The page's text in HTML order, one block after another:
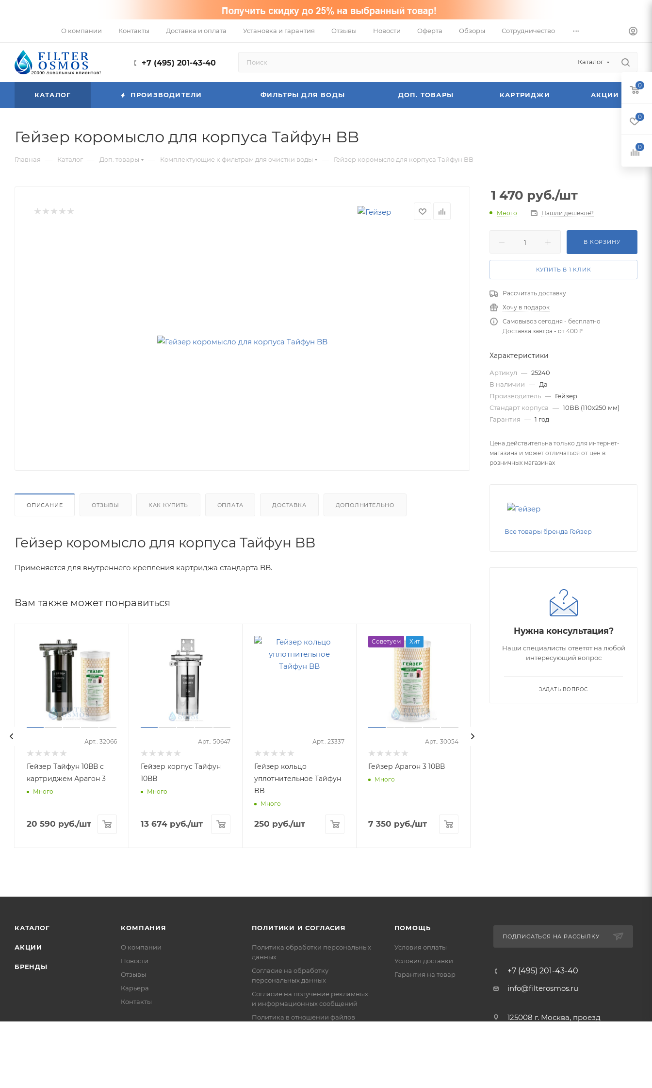
О компании Контакты Доставка и оплата Установка и гарантия Отзывы Новости Оферта Обзоры Сотрудничество ...
+7 (495) 201-43-40 Каталог
КАТАЛОГ ПРОИЗВОДИТЕЛИ ФИЛЬТРЫ ДЛЯ ВОДЫ ДОП. ТОВАРЫ КАРТРИДЖИ АКЦИИ
Гейзер коромысло для корпуса Тайфун BB
Главная — Каталог — Доп. товары — Комплектующие к фильтрам для очистки воды — Гейзер коромысло для корпуса Тайфун BB
ОПИСАНИЕ ОТЗЫВЫ КАК КУПИТЬ ОПЛАТА ДОСТАВКА ДОПОЛНИТЕЛЬНО
Гейзер коромысло для корпуса Тайфун BB
Применяется для внутреннего крепления картриджа стандарта BB.
Вам также может понравиться
Арт.: 32066
Гейзер Тайфун 10ВВ с
картриджем Арагон 3
Много
20 590 руб./шт
Арт.: 50647
Гейзер корпус Тайфун
10ВВ
Много
13 674руб./шт
Арт.: 23337
Гейзер кольцо
уплотнительное Тайфун
BB
Много
250 руб./шт
Советуем Хит
Арт.: 30054
Гейзер Арагон 3 10ВВ
Много
7 350 руб./шт
1 470 руб./шт
Много Нашли дешевле?
В КОРЗИНУ
КУПИТЬ В 1 КЛИК
Рассчитать доставку
Хочу в подарок
Самовывоз сегодня - бесплатно
Доставка завтра - от 400 ₽
Характеристики
Артикул — 25240
В наличии — Да
Производитель — Гейзер
Стандарт корпуса — 10ВВ (110х250 мм)
Гарантия — 1 год
Цена действительна только для интернет-
магазина и может отличаться от цен в
розничных магазинах
Все товары бренда Гейзер
Нужна консультация?
Наши специалисты ответят на любой
интересующий вопрос
ЗАДАТЬ ВОПРОС
КАТАЛОГ
АКЦИИ
БРЕНДЫ
КОМПАНИЯ
О компании
Новости
Отзывы
Карьера
Контакты
ПОЛИТИКИ И СОГЛАСИЯ
Политика обработки персональных
данных
Согласие на обработку
персональных данных
Согласие на получение рекламных
и информационных сообщений
Политика в отношении файлов
ПОМОЩЬ
Условия оплаты
Условия доставки
Гарантия на товар
ПОДПИСАТЬСЯ НА РАССЫЛКУ
+7 (495) 201-43-40
info@filterosmos.ru
125008 г. Москва, проезд
0
0
0